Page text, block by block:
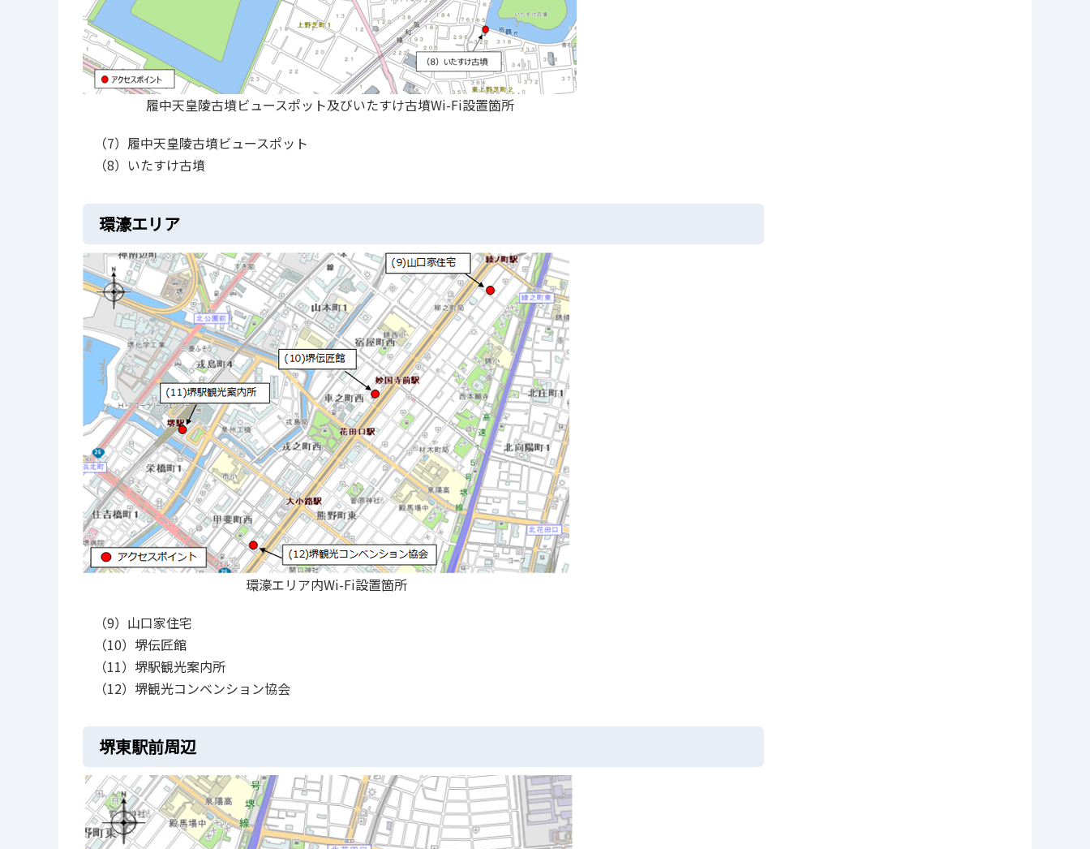
履中天皇陵古墳ビュースポット及びいたすけ古墳Wi-Fi設置箇所
（7）履中天皇陵古墳ビュースポット
（8）いたすけ古墳
環濠エリア
環濠エリア内Wi-Fi設置箇所
（9）山口家住宅
（10）堺伝匠館
（11）堺駅観光案内所
（12）堺観光コンベンション協会
堺東駅前周辺